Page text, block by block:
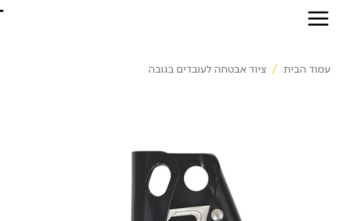
עמוד הבית / ציוד אבטחה לעובדים בגובה